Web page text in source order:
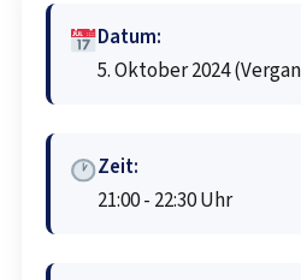
Datum:
5. Oktober 2024
Zeit:
21:00 - 22:30 Uhr